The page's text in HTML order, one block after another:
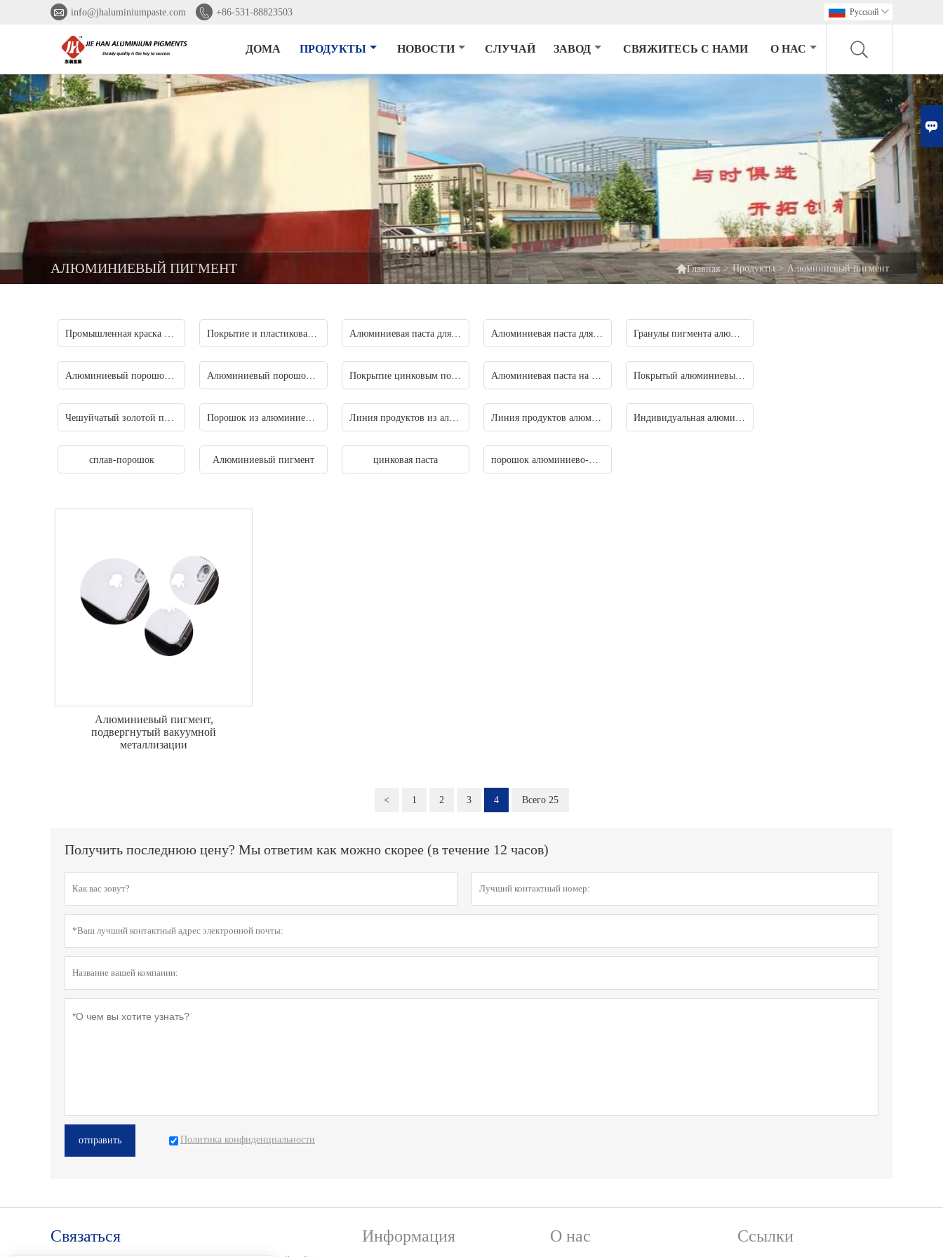

 info@jhaluminiumpaste.com  +86-531-88823503 Pусский 
ДОМА ПРОДУКТЫ НОВОСТИ СЛУЧАЙ ЗАВОД СВЯЖИТЕСЬ С НАМИ О НАС
АЛЮМИНИЕВЫЙ ПИГМЕНТ Главная > Продукты > Алюминиевый пигмент
Промышленная краска Алюминиевая паста Покрытие и пластиковая алюминиевая паста Алюминиевая паста для индустрии чернил Алюминиевая паста для строительной индустрии Гранулы пигмента алюминия
Алюминиевый порошок для пиротехнической промышленности Алюминиевый порошок огнеупорной промышленности Покрытие цинковым порошком Алюминиевая паста на водной основе Покрытый алюминиевый порошок
Чешуйчатый золотой порошок Порошок из алюминиевого сплава Линия продуктов из алюминиевого порошка Линия продуктов алюминиевой пасты Индивидуальная алюминиевая паста
сплав-порошок Алюминиевый пигмент цинковая паста порошок алюминиево-магниевого сплава
Алюминиевый пигмент,
подвергнутый вакуумной
металлизации
< 1 2 3 4 Всего 25
Получить последнюю цену? Мы ответим как можно скорее (в течение 12 часов)
отправить Политика конфиденциальности
Cвязаться Информация О нас Ссылки